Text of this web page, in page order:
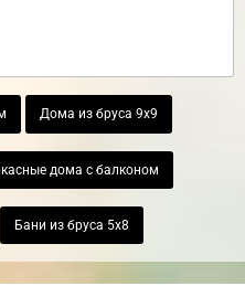
Дома из бруса 9х9
дома с балконом
Бани из бруса 5х8